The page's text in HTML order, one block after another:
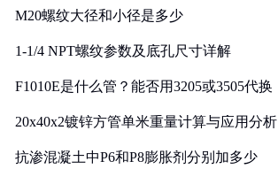
M20螺纹大径和小径是多少
1-1/4 NPT螺纹参数及底孔尺寸详解
F1010E是什么管？能否用3205或3505代换
20x40x2镀锌方管单米重量计算与应用分析
抗渗混凝土中P6和P8膨胀剂分别加多少